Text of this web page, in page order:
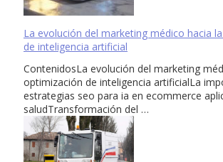
La evolución del marketing médico hacia
de inteligencia artificial
ContenidosLa evolución del marketing
optimización de inteligencia artificialLa
estrategias seo para ia en ecommerce
saludTransformación del …